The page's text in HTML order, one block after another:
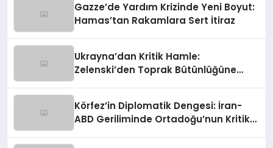
Gazze’de Yardım Krizinde Yeni Boyut:
Hamas’tan Rakamlara Sert İtiraz
Ukrayna’dan Kritik Hamle:
Zelenski’den Toprak Bütünlüğüne
Körfez’in Diplomatik Dengesi: İran-
ABD Geriliminde Ortadoğu’nun Kritik